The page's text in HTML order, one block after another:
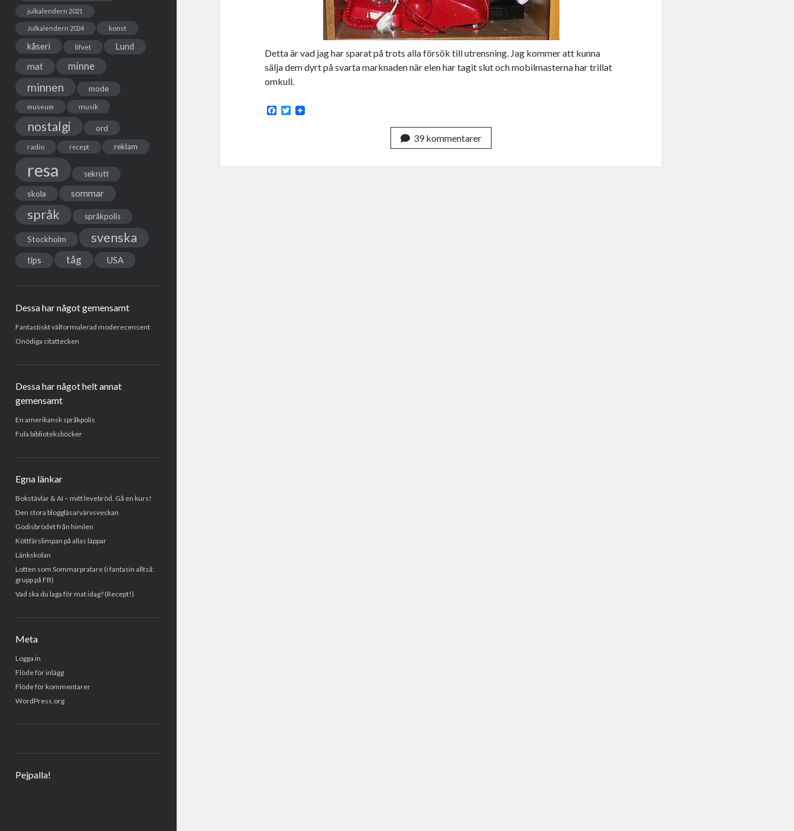
julkalendern 2021
Julkalendern 2024 konst
kåseri lifvet Lund
mat minne
minnen mode
museum musik
nostalgi ord
radio recept reklam
resa sekrutt
skola sommar
språk språkpolis
Stockholm svenska
tips tåg USA
Dessa har något gemensamt
Fantastiskt välformulerad moderecensent
Onödiga citattecken
Dessa har något helt annat
gemensamt
En amerikansk språkpolis
Fula biblioteksböcker
Egna länkar
Bokstävlar & AI – mitt levebröd. Gå en kurs!
Den stora bloggläsarvärvsveckan
Godisbrödet från himlen
Köttfärslimpan på allas läppar
Länkskolan
Lotten som Sommarpratare (i fantasin alltså:
grupp på FB)
Vad ska du laga för mat idag? (Recept!)
Meta
Logga in
Flöde för inlägg
Flöde för kommentarer
WordPress.org
Pejpalla!
Detta är vad jag har sparat på trots alla försök till utrensning. Jag kommer att kunna
sälja dem dyrt på svarta marknaden när elen har tagit slut och mobilmasterna har trillat
omkull.
F
T
39 kommentarer